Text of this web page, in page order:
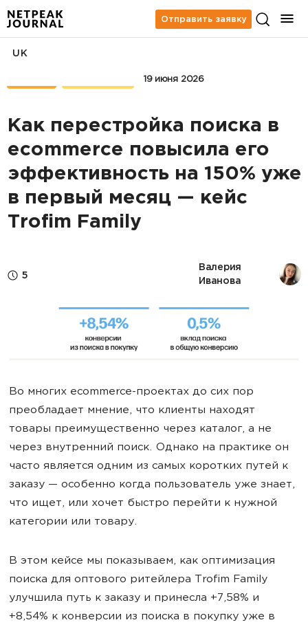
Отправить заявку
19 июня 2026
UK
Как перестройка поиска в
ecommerce повысила его
эффективность на 150% уже
в первый месяц — кейс
Trofim Family
5
Валерия
Иванова
Во многих ecommerce-проектах до сих пор
преобладает мнение, что клиенты находят
товары преимущественно через каталог, а не
через внутренний поиск. Однако на практике он
часто является одним из самых коротких путей к
заказу — особенно когда пользователь уже знает,
что ищет, или хочет быстро перейти к нужной
категории или товару.
В этом кейсе мы показываем, как оптимизация
поиска для оптового ритейлера Trofim Family
улучшила путь к заказу и принесла +7,58% и
+8,54% к конверсии из поиска в покупку уже в